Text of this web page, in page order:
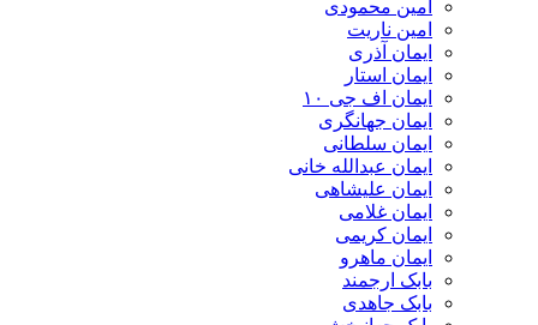
امین محمودی
امین ناریت
ایمان آذری
ایمان استار
ایمان اف جی ۱۰
ایمان جهانگری
ایمان سلطانی
ایمان عبدالله خانی
ایمان علیشاهی
ایمان غلامی
ایمان کریمی
ایمان ماهرو
بابک ارجمند
بابک جاهدی